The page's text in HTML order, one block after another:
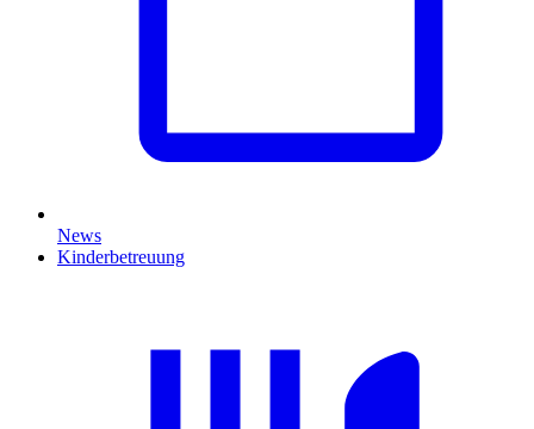
News
Kinderbetreuung